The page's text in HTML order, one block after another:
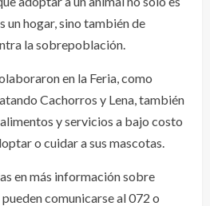
un hogar, sino también de
la sobrepoblación.
en la Feria, como
Cachorros y Lena, también
y servicios a bajo costo
o cuidar a sus mascotas.
en más información sobre
comunicarse al 072 o